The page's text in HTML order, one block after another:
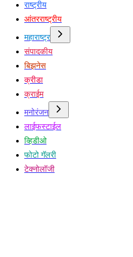
राष्ट्रीय
आंतरराष्ट्रीय
महाराष्ट्र
संपादकीय
बिझनेस
क्रीडा
क्राईम
मनोरंजन
लाईफस्टाईल
व्हिडीओ
फोटो गॅलरी
टेक्नोलॉजी